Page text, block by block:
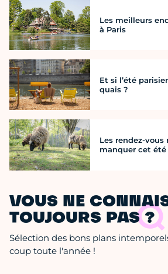
Les meilleurs
à Paris
Et si l’été
quais ?
Les rendez-vous
manquer cet été
VOUS NE
TOUJOURS PAS ?
Sélection des bons plans
coup toute l'année !